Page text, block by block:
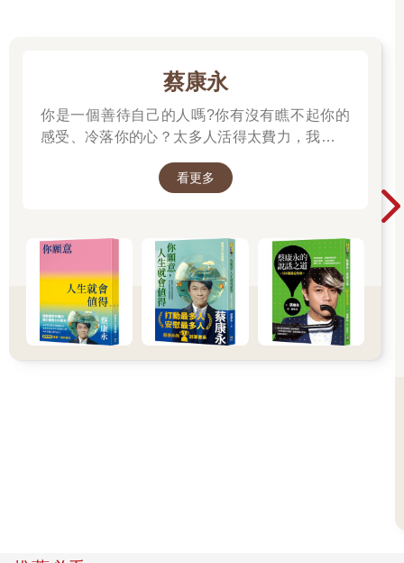
一出的內心戲，你又是如何成為內心戲的主角呢？
第一，總想為別人的情緒負責。
想到曾有個案說：「我的身上好像插上了一根根的管子，這些管
到，所以，我說話、做事總是小心翼翼的，害怕哪句話說重了，
哪件事做得不妥當，傷到了誰。」
喜歡而傷害伴侶。其實，這些都是在為別人的情緒負責。
第二，怕被拒絕。
你大概有過這樣的經歷，明明只是請對方幫忙拿一杯水或者請路
人幫忙拍一張照片，但總是開不了口，自己心裡很清楚，這些都
是很小的要求，但是為此開口對你來說就是很難的一件事，而說
蔡康永
你是一個善待自己的人嗎?你有沒有瞧不起你的
感受、冷落你的心？太多人活得太費力，我想為
舒服、也更滿足的方法。所以我寫了這本書。
看更多